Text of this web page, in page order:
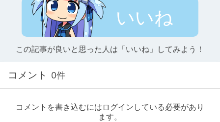
いいね
この記事が良いと思った人は「いいね」してみよう！
コメント 0件
コメントを書き込むにはログインしている必要があり
ます。